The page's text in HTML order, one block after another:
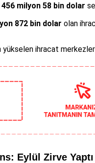
milyon 58 bin dolar
872 bin dolar olan
ihracat
Eylül Zirve Yaptı